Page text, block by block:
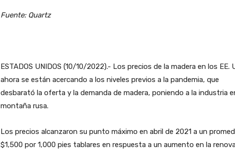
Fuente: Quartz
ESTADOS UNIDOS (10/10/2022).- Los precios de la madera en los EE.
ahora se están acercando a los niveles previos a la pandemia, que
desbarató la oferta y la demanda de madera, poniendo a la industria
montaña rusa.
Los precios alcanzaron su punto máximo en abril de 2021 a un
$1,500 por 1,000 pies tablares en respuesta a un aumento en la